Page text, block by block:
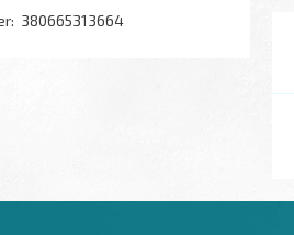
380665313664